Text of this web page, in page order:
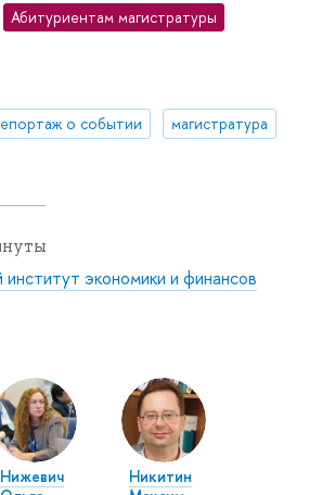
Абитуриентам магистратуры
о событии магистратура
экономики и финансов
Нижевич
Никитин